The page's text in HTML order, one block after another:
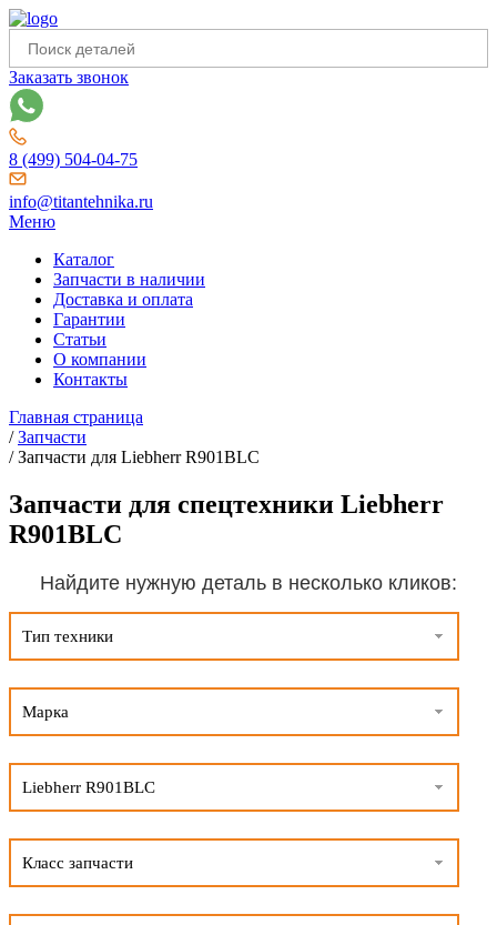
Заказать звонок
8 (499) 504-04-75
info@titantehnika.ru
Меню
Каталог
Запчасти в наличии
Доставка и оплата
Гарантии
Статьи
О компании
Контакты
Главная страница
/Запчасти
/Запчасти для Liebherr R901BLC
Запчасти для спецтехники Liebherr
R901BLC
Найдите нужную деталь в несколько кликов:
Тип техники
Марка
Liebherr R901BLC
Класс запчасти